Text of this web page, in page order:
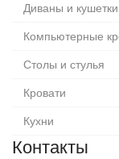
Диваны и кушетки
Компьютерные
Столы и стулья
Кровати
Кухни
Контакты